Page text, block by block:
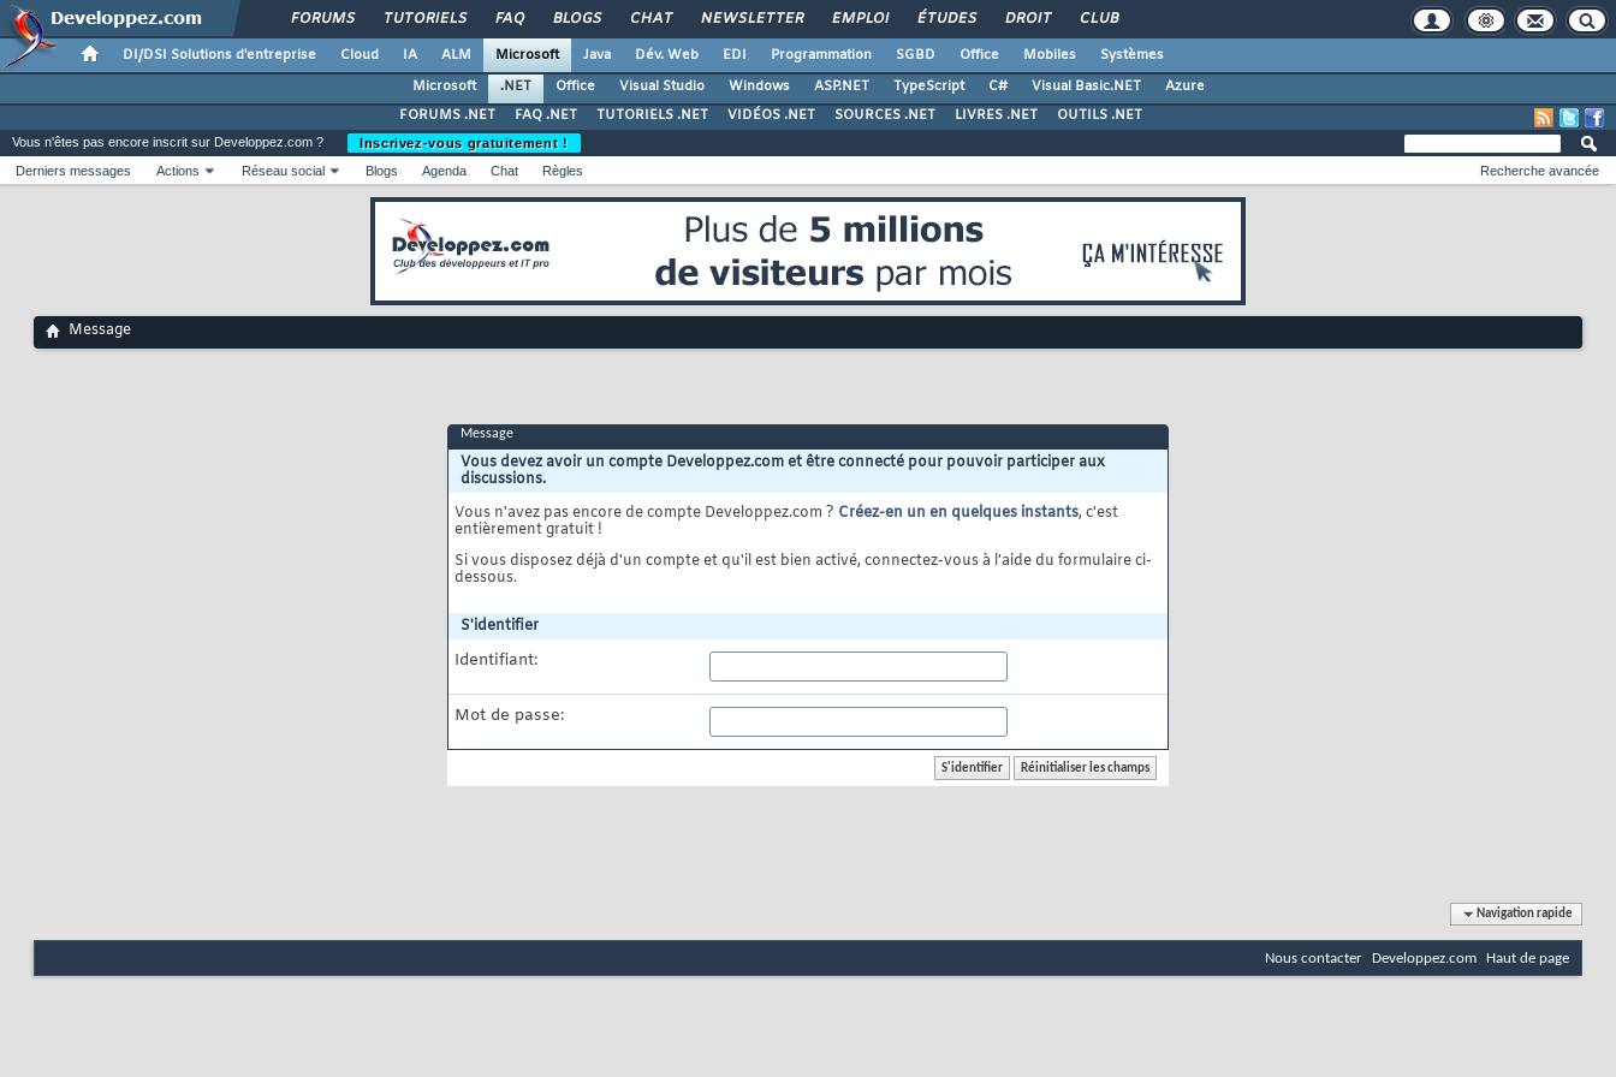
FORUMS TUTORIELS FAQ BLOGS CHAT NEWSLETTER EMPLOI ÉTUDES DROIT CLUB
DI/DSI Solutions d'entreprise Cloud IA ALM Microsoft Java Dév. Web EDI Programmation SGBD Office Mobiles
Systèmes
Microsoft
.NET Office Visual Studio Windows ASP.NET TypeScript C# Visual Basic.NET
Azure
FORUMS .NET
FAQ .NET TUTORIELS .NET VIDÉOS .NET SOURCES .NET LIVRES .NET OUTILS .NET
Vous n'êtes pas encore inscrit sur Developpez.com ?
Inscrivez-vous gratuitement !
Derniers messages
Actions Réseau social Blogs Agenda Chat Règles Recherche avancée
Message
Message
Vous devez avoir un compte Developpez.com et être connecté pour pouvoir participer aux
discussions.
Vous n'avez pas encore de compte Developpez.com ? Créez-en un en quelques instants, c'est
entièrement gratuit !
Si vous disposez déjà d'un compte et qu'il est bien activé, connectez-vous à l'aide du formulaire ci-
dessous.
S'identifier
Identifiant:
Mot de passe:
Navigation rapide
Nous contacter Developpez.com Haut de page